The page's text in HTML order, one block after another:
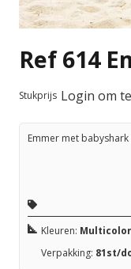
Ref 614
Stukprijs Login om
Emmer met
Kleuren: Multicolor
Verpakking: 81st/